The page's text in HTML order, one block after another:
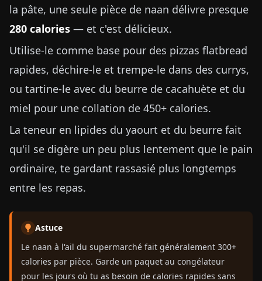
la pâte, une seule pièce de naan délivre presque
280 calories — et c'est délicieux.
Utilise-le comme base pour des pizzas flatbread
rapides, déchire-le et trempe-le dans des currys,
ou tartine-le avec du beurre de cacahuète et du
miel pour une collation de 450+ calories.
La teneur en lipides du yaourt et du beurre fait
qu'il se digère un peu plus lentement que le pain
ordinaire, te gardant rassasié plus longtemps
entre les repas.
Astuce
Le naan à l'ail du supermarché fait généralement 300+
calories par pièce. Garde un paquet au congélateur
pour les jours où tu as besoin de calories rapides sans